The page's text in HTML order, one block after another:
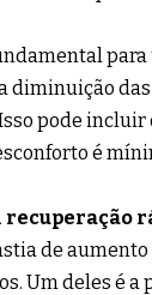
para
diminuição
pode incluir
é
recuperação
de aumento
Um deles é a